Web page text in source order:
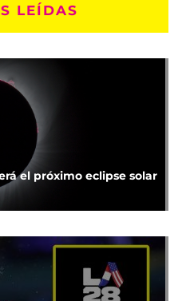
LEÍDAS
el próximo eclipse solar